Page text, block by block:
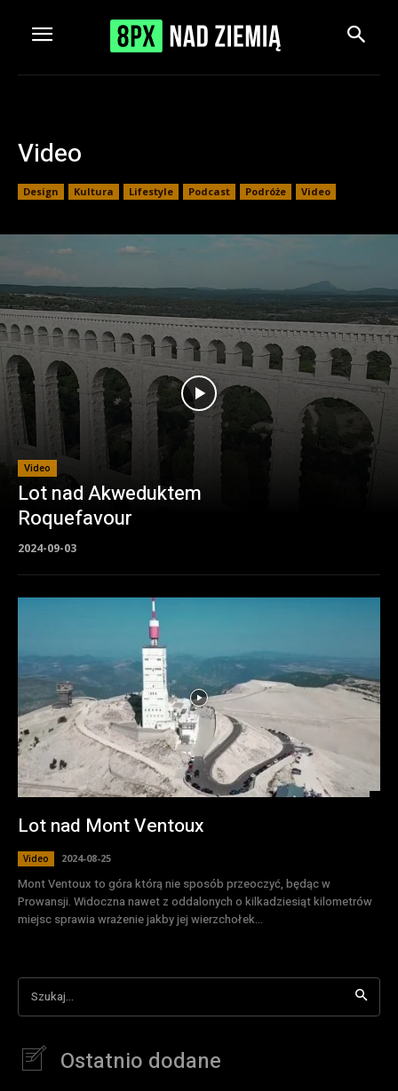
Video
Design Kultura Lifestyle Podcast Podróże Video
Video
Lot nad Akweduktem
Roquefavour
2024-09-03
Lot nad Mont Ventoux
Video 2024-08-25
Mont Ventoux to góra którą nie sposób przeoczyć, będąc w
Prowansji. Widoczna nawet z oddalonych o kilkadziesiąt kilometrów
miejsc sprawia wrażenie jakby jej wierzchołek...
Szukaj...
Ostatnio dodane